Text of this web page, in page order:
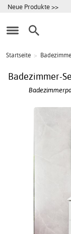
Neue Produkte >>
Startseite >
Badezimmer-